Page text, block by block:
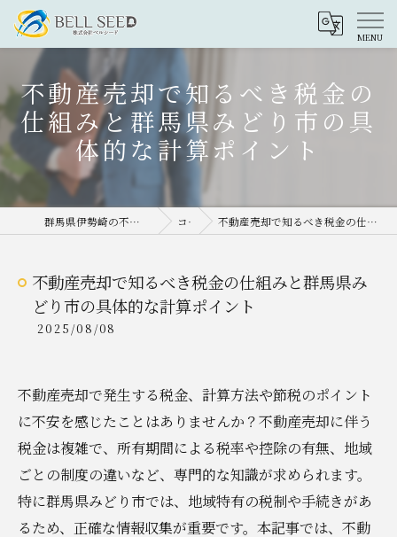
不動産売却で知るべき税金の
仕組みと群馬県みどり市の具
体的な計算ポイント
群馬県伊勢崎の不動産売却なら株式会社ベルシード コラム 不動産売却で知るべき税金の仕組みと群馬県みどり市の具体的な計算ポイント
不動産売却で知るべき税金の仕組みと群馬県み
どり市の具体的な計算ポイント
2025/08/08
不動産売却で発生する税金、計算方法や節税のポイント
に不安を感じたことはありませんか？不動産売却に伴う
税金は複雑で、所有期間による税率や控除の有無、地域
ごとの制度の違いなど、専門的な知識が求められます。
特に群馬県みどり市では、地域特有の税制や手続きがあ
るため、正確な情報収集が重要です。本記事では、不動